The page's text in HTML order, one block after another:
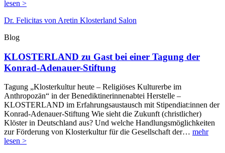
lesen >
Dr. Felicitas von Aretin Klosterland Salon
Blog
KLOSTERLAND zu Gast bei einer Tagung der
Konrad-Adenauer-Stiftung
Tagung „Klosterkultur heute – Religiöses Kulturerbe im
Anthropozän“ in der Benediktinerinnenabtei Herstelle –
KLOSTERLAND im Erfahrungsaustausch mit Stipendiat:innen der
Konrad-Adenauer-Stiftung Wie sieht die Zukunft (christlicher)
Klöster in Deutschland aus? Und welche Handlungsmöglichkeiten
zur Förderung von Klosterkultur für die Gesellschaft der… mehr
lesen >